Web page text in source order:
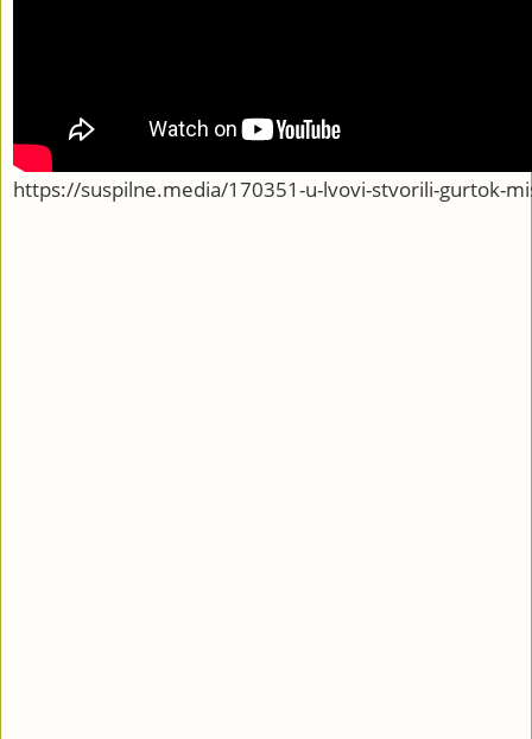
https://suspilne.media/170351-u-lvovi-stvorili-gurtok-